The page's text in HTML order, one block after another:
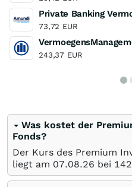
Private Banking
73,72 EUR
243,37 EUR
Was kostet der
Fonds?
Der Kurs des Premium
liegt am 07.08.26 bei